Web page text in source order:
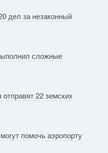
дел за незаконный
сложные
отправят 22 земских
помочь аэропорту